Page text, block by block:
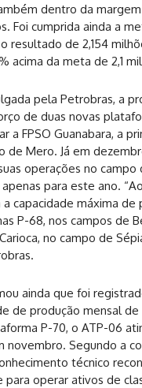
dentro da
Foi cumprida ainda a
resultado de 2,154
acima da meta de 2,1
pela Petrobras, a
de duas novas
a FPSO Guanabara, a
Mero. Já em
operações no campo
para este ano.
a capacidade máxima de
P-68, nos campos de
no campo de
ainda que foi
de produção mensal
P-70, o ATP-06
novembro. Segundo a
técnico
para operar ativos de